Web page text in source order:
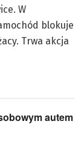
W
blokuje
Trwa akcja
autem